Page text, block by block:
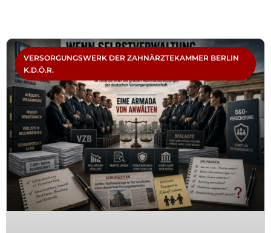
VERSORGUNGSWERK DER ZAHNÄRZTEKAMMER BERLIN
K.D.Ö.R.
SeiteSeiteSeiteSeiteSeite